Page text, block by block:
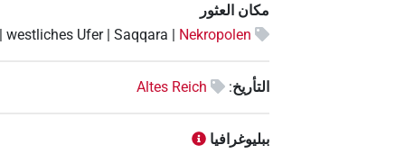
مكان العثور
Ufer | Saqqara |
Nekropolen
التأريخ:
Altes Reich
ببليوغرافيا